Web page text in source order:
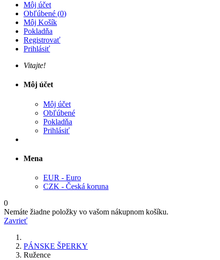
Môj účet
Obľúbené (0)
Môj Košík
Pokladňa
Registrovať
Prihlásiť
Vitajte!
Môj účet
Môj účet
Obľúbené
Pokladňa
Prihlásiť
Mena
EUR - Euro
CZK - Česká koruna
0
Nemáte žiadne položky vo vašom nákupnom košíku.
Zavrieť
PÁNSKE ŠPERKY
Ružence